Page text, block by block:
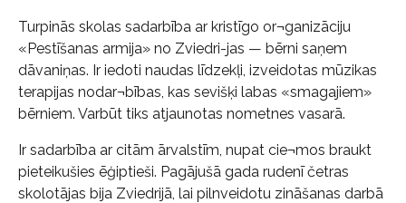
Turpinās skolas sadarbība ar kristīgo or¬ganizāciju
«Pestīšanas armija» no Zviedri-jas — bērni saņem
dāvaniņas. Ir iedoti naudas līdzekļi, izveidotas mūzikas
terapijas nodar¬bības, kas sevišķi labas «smagajiem»
bērniem. Varbūt tiks atjaunotas nometnes vasarā.
Ir sadarbība ar citām ārvalstīm, nupat cie¬mos braukt
pieteikušies ēģiptieši. Pagājušā gada rudenī četras
skolotājas bija Zviedrijā, lai pilnveidotu zināšanas darbā